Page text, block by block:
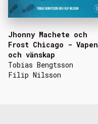
Jhonny Machete och
Frost Chicago - Vapen
och vänskap
Tobias Bengtsson
Filip Nilsson